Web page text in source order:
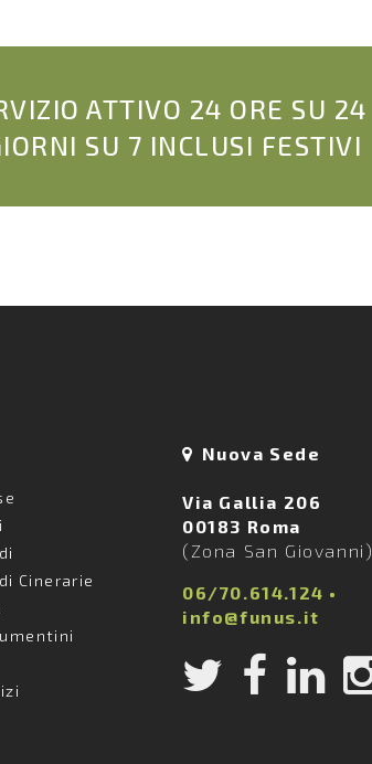
ATTIVO 24 ORE SU 24
SU 7 INCLUSI FESTIVI
Cinerarie
Nuova Sede
Via Gallia 206
00183 Roma
(Zona San Giovanni)
06/70.614.124 •
info@funus.it